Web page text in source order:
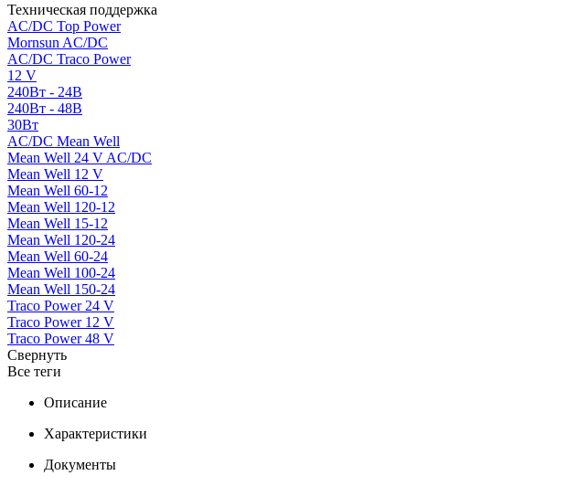
Техническая поддержка
AC/DC Top Power
Mornsun AC/DC
AC/DC Traco Power
12 V
240Вт - 24В
240Вт - 48В
30Вт
AC/DC Mean Well
Mean Well 24 V AC/DC
Mean Well 12 V
Mean Well 60-12
Mean Well 120-12
Mean Well 15-12
Mean Well 120-24
Mean Well 60-24
Mean Well 100-24
Mean Well 150-24
Traco Power 24 V
Traco Power 12 V
Traco Power 48 V
Свернуть
Все теги
Описание
Характеристики
Документы